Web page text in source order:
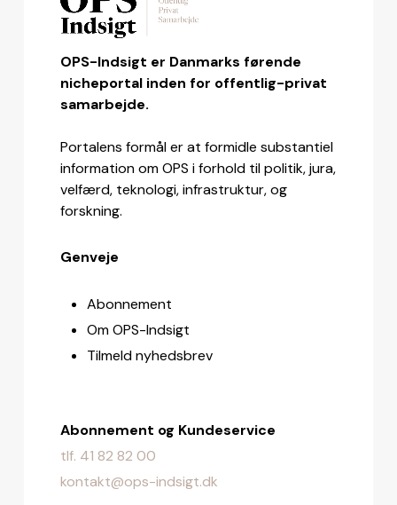
OPS-Indsigt er Danmarks førende
nicheportal inden for offentlig-privat
samarbejde.
Portalens formål er at formidle substantiel
information om OPS i forhold til politik, jura,
velfærd, teknologi, infrastruktur, og
forskning.
Genveje
Abonnement
Om OPS-Indsigt
Tilmeld nyhedsbrev
Abonnement og Kundeservice
tlf. 41 82 82 00
kontakt@ops-indsigt.dk